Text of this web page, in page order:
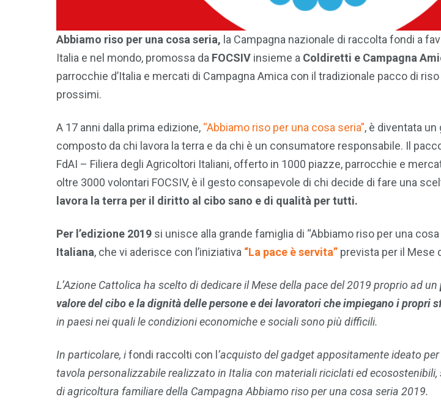
Abbiamo riso per una cosa seria, la Campagna nazionale di raccolta fondi a
Italia e nel mondo, promossa da FOCSIV insieme a Coldiretti e Campagna
parrocchie d’Italia e mercati di Campagna Amica con il tradizionale pacco di
prossimi.
A 17 anni dalla prima edizione, “Abbiamo riso per una cosa seria”, è diventata
composto da chi lavora la terra e da chi è un consumatore responsabile. Il
FdAI – Filiera degli Agricoltori Italiani, offerto in 1000 piazze, parrocchie e
oltre 3000 volontari FOCSIV, è il gesto consapevole di chi decide di fare una
lavora la terra per il diritto al cibo sano e di qualità per tutti.
Per l’edizione 2019 si unisce alla grande famiglia di “Abbiamo riso per una cosa
Italiana, che vi aderisce con l’iniziativa “La pace è servita” prevista per il Mese
L’Azione Cattolica ha scelto di dedicare il Mese della pace del 2019 proprio ad un
valore del cibo e la dignità delle persone e dei lavoratori che impiegano i propri
in paesi nei quali le condizioni economiche e sociali sono più difficili.
In particolare, ifondi raccolti con l ’acquisto del gadget appositamente ideato
tavola personalizzabile realizzato in Italia con materiali riciclati ed
di agricoltura familiare della Campagna Abbiamo riso per una cosa seria 2019.